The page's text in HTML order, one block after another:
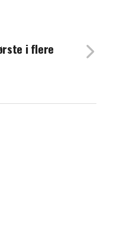
i flere